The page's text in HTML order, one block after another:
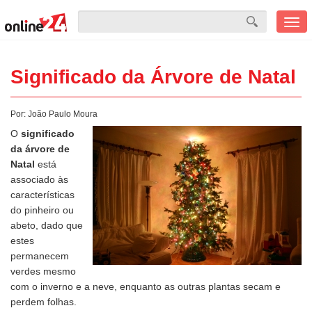
Significado da Árvore de Natal
Por: João Paulo Moura
O significado
da árvore de
Natal está
associado às
características
do pinheiro ou
abeto, dado que
estes
permanecem
verdes mesmo
com o inverno e a neve, enquanto as outras plantas secam e
perdem folhas.